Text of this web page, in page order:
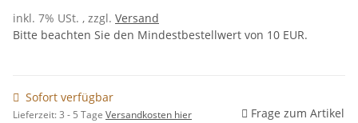
inkl. 7% USt. , zzgl. Versand
Bitte beachten Sie den Mindestbestellwert von 10 EUR.
Sofort verfügbar
Lieferzeit:3 - 5 Tage Versandkosten hier Frage zum Artikel